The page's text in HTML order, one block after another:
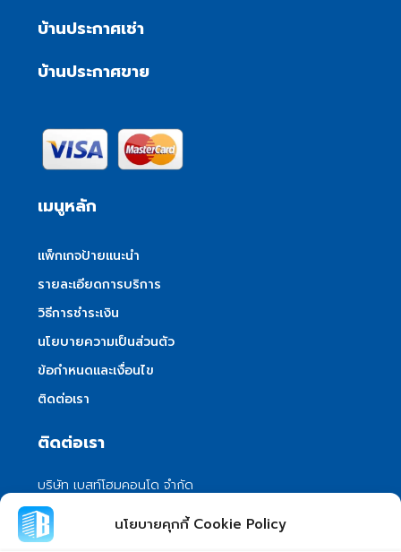
นโยบายคุกกี้ Cookie Policy
บ้านประกาศเช่า
บ้านประกาศขาย
เมนูหลัก
แพ็กเกจป้ายแนะนำ
รายละเอียดการบริการ
วิธีการชำระเงิน
นโยบายความเป็นส่วนตัว
ข้อกำหนดและเงื่อนไข
ติดต่อเรา
ติดต่อเรา
บริษัท เบสท์โฮมคอนโด จำกัด
101/399 หมู่ 7 แขวงลําผักชี เขตหนองจอก
กรุงเทพมหานคร 10530